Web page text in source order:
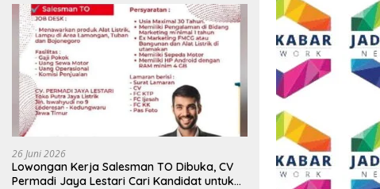
Tiga BUMD Air Minum Malang
Raya Perkuat Kolaborasi,
Berangkatkan Kontingen
Menuju Seleksi Atlet
PORPAMNAS IX 2026
Wali Kota Malang Paparkan
Model Pembangunan
Berkelanjutan di Forum
Nasional Bangun Bangsa
26 Juni 2026
Lowongan Kerja Salesman TO Dibuka, CV
Permadi Jaya Lestari Cari Kandidat untuk